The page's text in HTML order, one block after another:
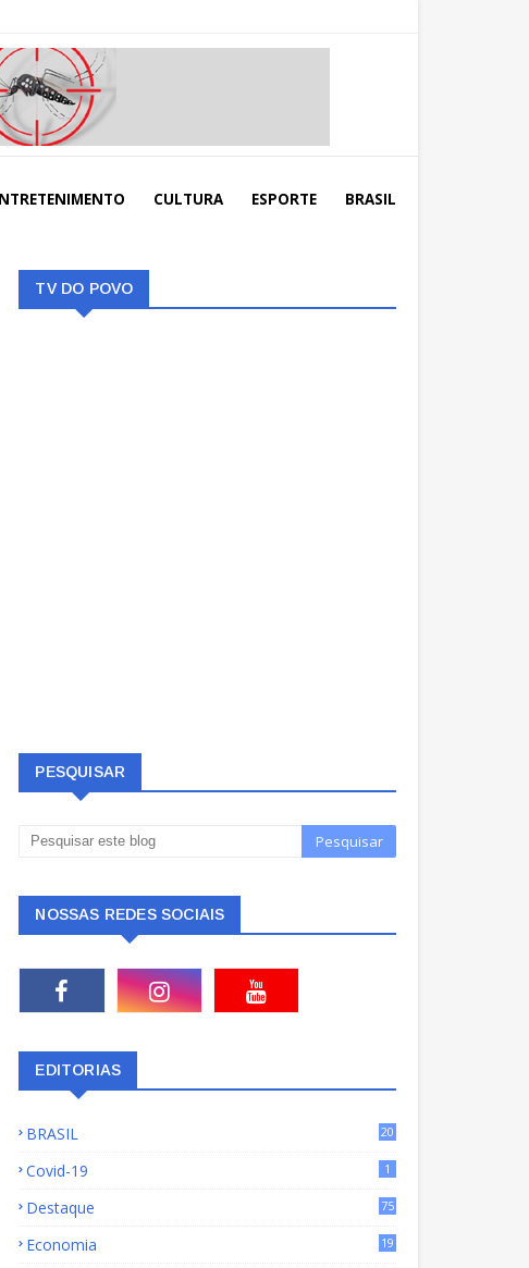
CULTURA ESPORTE BRASIL
TV DO POVO
PESQUISAR
NOSSAS REDES SOCIAIS
EDITORIAS
BRASIL
20
Covid-19 1
Destaque
75
Economia
19